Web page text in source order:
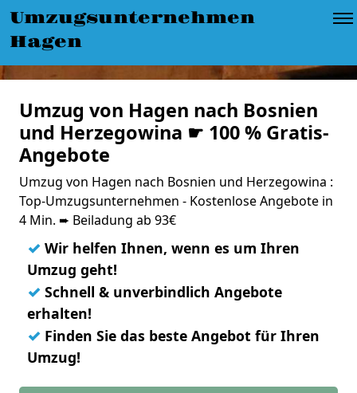
Umzugsunternehmen
Hagen
Umzug von Hagen nach Bosnien
und Herzegowina ☛ 100 % Gratis-
Angebote
Umzug von Hagen nach Bosnien und Herzegowina :
Top-Umzugsunternehmen - Kostenlose Angebote in
4 Min. ➨ Beiladung ab 93€
✓ Wir helfen Ihnen, wenn es um Ihren
Umzug geht!
✓ Schnell & unverbindlich Angebote
erhalten!
✓ Finden Sie das beste Angebot für Ihren
Umzug!